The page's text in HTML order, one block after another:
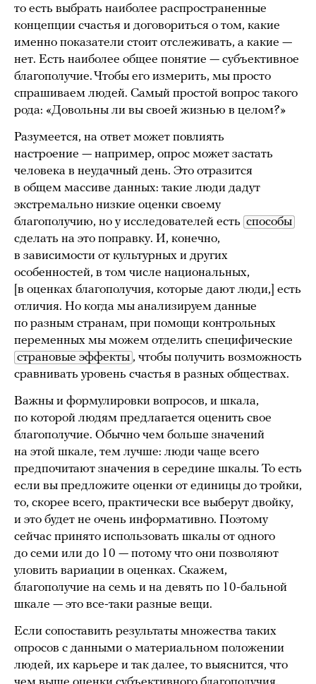
то есть выбрать наиболее распространенные
концепции счастья и договориться о том, какие
именно показатели стоит отслеживать, а какие —
нет. Есть наиболее общее понятие — субъективное
благополучие. Чтобы его измерить, мы просто
спрашиваем людей. Самый простой вопрос такого
рода: «Довольны ли вы своей жизнью в целом?»
Разумеется, на ответ может повлиять
настроение — например, опрос может застать
человека в неудачный день. Это отразится
в общем массиве данных: такие люди дадут
экстремально низкие оценки своему
благополучию, но у исследователей есть способы
сделать на это поправку. И, конечно,
в зависимости от культурных и других
особенностей, в том числе национальных,
[в оценках благополучия, которые дают люди,] есть
отличия. Но когда мы анализируем данные
по разным странам, при помощи контрольных
переменных мы можем отделить специфические
страновые эффекты , чтобы получить возможность
сравнивать уровень счастья в разных обществах.
Важны и формулировки вопросов, и шкала,
по которой людям предлагается оценить свое
благополучие. Обычно чем больше значений
на этой шкале, тем лучше: люди чаще всего
предпочитают значения в середине шкалы. То есть
если вы предложите оценки от единицы до тройки,
то, скорее всего, практически все выберут двойку,
и это будет не очень информативно. Поэтому
сейчас принято использовать шкалы от одного
до семи или до 10 — потому что они позволяют
уловить вариации в оценках. Скажем,
благополучие на семь и на девять по 10-бальной
шкале — это все-таки разные вещи.
Если сопоставить результаты множества таких
опросов с данными о материальном положении
людей, их карьере и так далее, то выяснится, что